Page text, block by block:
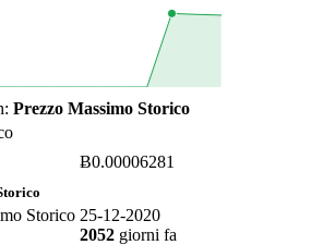
Prezzo Massimo Storico
Ƀ0.00006281
Storico 25-12-2020
2052 giorni fa